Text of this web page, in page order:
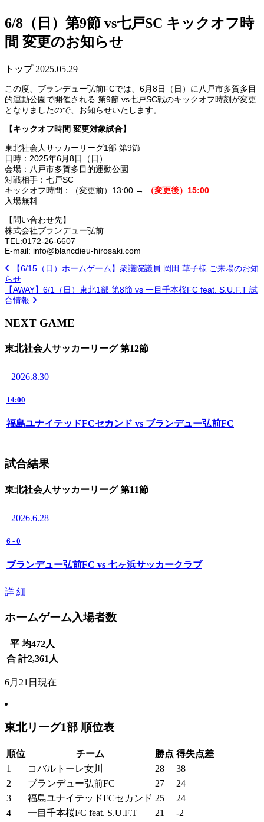
6/8（日）第9節 vs七戸SC キックオフ時
間 変更のお知らせ
トップ 2025.05.29
この度、ブランデュー弘前FCでは、6月8日（日）に八戸市多賀多目
的運動公園で開催される 第9節 vs七戸SC戦のキックオフ時刻が変更
となりましたので、お知らせいたします。
【キックオフ時間 変更対象試合】
東北社会人サッカーリーグ1部 第9節
日時：2025年6月8日（日）
会場：八戸市多賀多目的運動公園
対戦相手：七戸SC
キックオフ時間：（変更前）13:00 →
（変更後）15:00
入場無料
【問い合わせ先】
株式会社ブランデュー弘前
TEL:0172-26-6607
E-mail: info@blancdieu-hirosaki.com
【6/15（日）ホームゲーム】衆議院議員 岡田 華子様 ご来場のお知
らせ
【AWAY】6/1（日）東北1部 第8節 vs 一目千本桜FC feat. S.U.F.T 試
合情報
NEXT GAME
東北社会人サッカーリーグ 第12節
2026.8.30
14:00
福島ユナイテッドFCセカンド vs ブランデュー弘前FC
試合結果
東北社会人サッカーリーグ 第11節
2026.6.28
6 - 0
ブランデュー弘前FC vs 七ヶ浜サッカークラブ
詳 細
ホームゲーム入場者数
平 均472人
合 計2,361 人
6月21日現在
東北リーグ1部 順位表
順位 チーム 勝点 得失点差
1
コバルトーレ女川 28
38
2
ブランデュー弘前FC 27
24
3
福島ユナイテッドFCセカンド 25
24
4
一目千本桜FC feat. S.U.F.T 21
-2